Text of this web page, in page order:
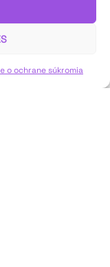
o ochrane súkromia
času v kontexte